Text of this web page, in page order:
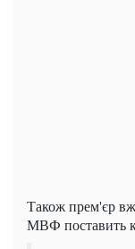
Також прем'єр
МВФ поставить